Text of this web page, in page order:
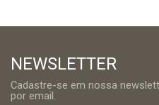
NEWSLETTER
Cadastre-se em nossa
por email.